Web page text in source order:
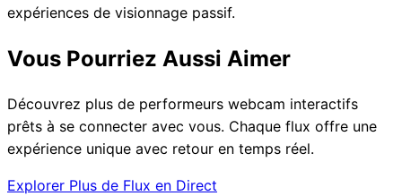
expériences de visionnage passif.
Vous Pourriez Aussi Aimer
Découvrez plus de performeurs webcam interactifs
prêts à se connecter avec vous. Chaque flux offre une
expérience unique avec retour en temps réel.
Explorer Plus de Flux en Direct